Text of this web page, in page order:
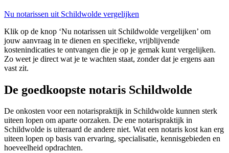
Nu notarissen uit Schildwolde vergelijken
Klik op de knop ‘Nu notarissen uit Schildwolde vergelijken’ om
jouw aanvraag in te dienen en specifieke, vrijblijvende
kostenindicaties te ontvangen die je op je gemak kunt vergelijken.
Zo weet je direct wat je te wachten staat, zonder dat je ergens aan
vast zit.
De goedkoopste notaris Schildwolde
De onkosten voor een notarispraktijk in Schildwolde kunnen sterk
uiteen lopen om aparte oorzaken. De ene notarispraktijk in
Schildwolde is uiteraard de andere niet. Wat een notaris kost kan erg
uiteen lopen op basis van ervaring, specialisatie, kennisgebieden en
hoeveelheid opdrachten.